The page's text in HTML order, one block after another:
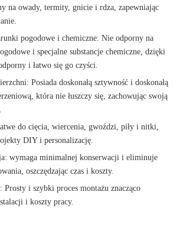
na owady, termity, gnicie i rdza, zapewniając
pogodowe i chemiczne: Nie odporny na
i specjalne substancje chemiczne, dzięki
i łatwo się go czyści.
: Posiada doskonałą sztywność i doskonałą
która nie łuszczy się, zachowując swoją
do cięcia, wiercenia, gwoździ, piły i nitki,
DIY i personalizację.
: wymaga minimalnej konserwacji i eliminuje
oszczędzając czas i koszty.
: Prosty i szybki proces montażu znacząco
i koszty pracy.